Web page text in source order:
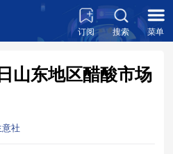
订阅 搜索 菜单
山东地区醋酸市场
社